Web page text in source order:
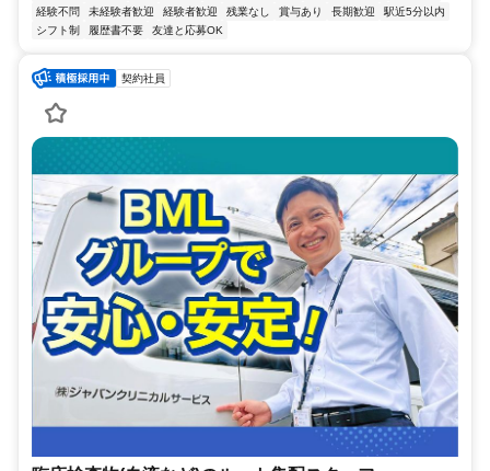
経験不問
未経験者歓迎 経験者歓迎 残業なし 賞与あり 長期歓迎
駅近5分以内
シフト制
履歴書不要 友達と応募OK
契約社員